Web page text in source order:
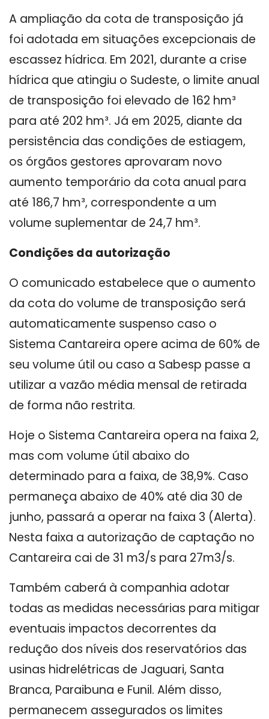
A ampliação da cota de transposição já
foi adotada em situações excepcionais de
escassez hídrica. Em 2021, durante a crise
hídrica que atingiu o Sudeste, o limite anual
de transposição foi elevado de 162 hm³
para até 202 hm³. Já em 2025, diante da
persistência das condições de estiagem,
os órgãos gestores aprovaram novo
aumento temporário da cota anual para
até 186,7 hm³, correspondente a um
volume suplementar de 24,7 hm³.
Condições da autorização
O comunicado estabelece que o aumento
da cota do volume de transposição será
automaticamente suspenso caso o
Sistema Cantareira opere acima de 60% de
seu volume útil ou caso a Sabesp passe a
utilizar a vazão média mensal de retirada
de forma não restrita.
Hoje o Sistema Cantareira opera na faixa 2,
mas com volume útil abaixo do
determinado para a faixa, de 38,9%. Caso
permaneça abaixo de 40% até dia 30 de
junho, passará a operar na faixa 3 (Alerta).
Nesta faixa a autorização de captação no
Cantareira cai de 31 m3/s para 27m3/s.
Também caberá à companhia adotar
todas as medidas necessárias para mitigar
eventuais impactos decorrentes da
redução dos níveis dos reservatórios das
usinas hidrelétricas de Jaguari, Santa
Branca, Paraibuna e Funil. Além disso,
permanecem assegurados os limites